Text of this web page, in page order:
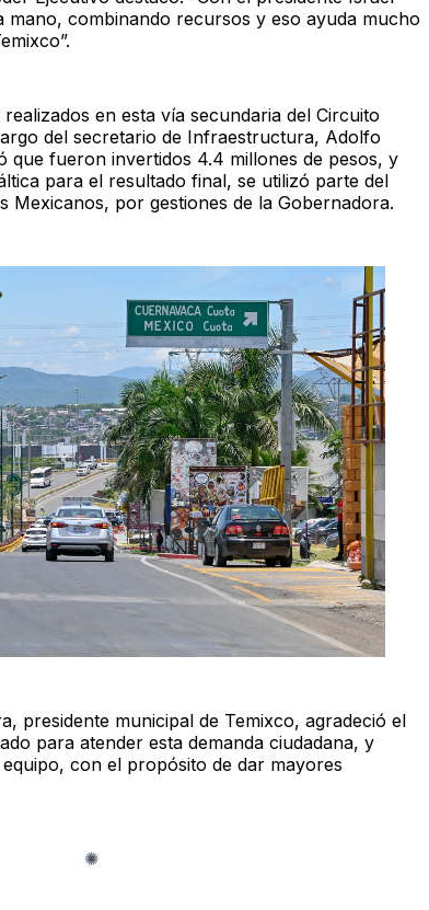
mano, combinando recursos y eso ayuda mucho
en esta vía secundaria del Circuito
del secretario de Infraestructura, Adolfo
que fueron invertidos 4.4 millones de pesos, y
para el resultado final, se utilizó parte del
Mexicanos, por gestiones de la Gobernadora.
presidente municipal de Temixco, agradeció el
para atender esta demanda ciudadana, y
con el propósito de dar mayores